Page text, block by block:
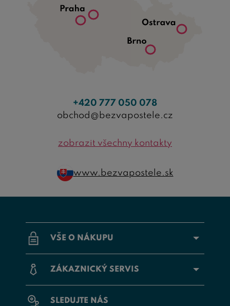
VŠE O NÁKUPU
ZÁKAZNICKÝ SERVIS
SLEDUJTE NÁS
+420 777 050 078
obchod@bezvapostele.cz
zobrazit všechny kontakty
www.bezvapostele.sk